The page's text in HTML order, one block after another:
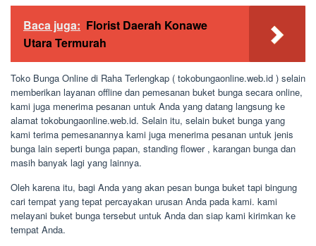
Baca juga: Florist Daerah Konawe
Utara Termurah
Toko Bunga Online di Raha Terlengkap ( tokobungaonline.web.id ) selain
memberikan layanan offline dan pemesanan buket bunga secara online,
kami juga menerima pesanan untuk Anda yang datang langsung ke
alamat tokobungaonline.web.id. Selain itu, selain buket bunga yang
kami terima pemesanannya kami juga menerima pesanan untuk jenis
bunga lain seperti bunga papan, standing flower , karangan bunga dan
masih banyak lagi yang lainnya.
Oleh karena itu, bagi Anda yang akan pesan bunga buket tapi bingung
cari tempat yang tepat percayakan urusan Anda pada kami. kami
melayani buket bunga tersebut untuk Anda dan siap kami kirimkan ke
tempat Anda.